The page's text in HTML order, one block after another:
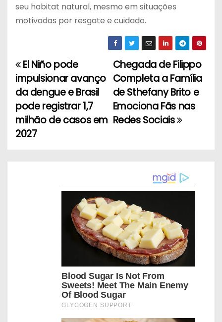
seu habitat natural, mesmo em situações
motivadas por resgate e cuidado.
N
a
v
e
Chegada de Filippo
Completa a Família
de Sthefany Brito e
Emociona Fãs nas
Redes Sociais
El Niño pode
impulsionar avanço
da dengue e Brasil
pode registrar 1,7
milhão de casos em
2027